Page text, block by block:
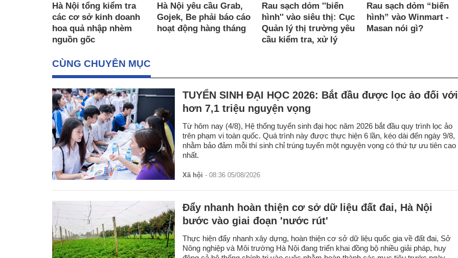
Hà Nội tổng kiểm tra
các cơ sở kinh doanh
hoa quả nhập nhèm
nguồn gốc
Hà Nội yêu cầu Grab,
Gojek, Be phải báo cáo
hoạt động hàng tháng
Rau sạch dỏm ''biến
hình'' vào siêu thị: Cục
Quản lý thị trường yêu
cầu kiểm tra, xử lý
Rau sạch dỏm “biến
hình” vào Winmart -
Masan nói gì?
CÙNG CHUYÊN MỤC
TUYỂN SINH ĐẠI HỌC 2026: Bắt đầu được lọc ảo đối với
hơn 7,1 triệu nguyện vọng
Từ hôm nay (4/8), Hệ thống tuyển sinh đại học năm 2026 bắt đầu quy trình lọc ảo
trên phạm vi toàn quốc. Quá trình này được thực hiện 6 lần, kéo dài đến ngày 9/8,
nhằm bảo đảm mỗi thí sinh chỉ trúng tuyển một nguyện vọng có thứ tự ưu tiên cao
nhất.
Xã hội - 08:36 05/08/2026
Đẩy nhanh hoàn thiện cơ sở dữ liệu đất đai, Hà Nội
bước vào giai đoạn 'nước rút'
Thực hiện đẩy nhanh xây dựng, hoàn thiện cơ sở dữ liệu quốc gia về đất đai, Sở
Nông nghiệp và Môi trường Hà Nội đang triển khai đồng bộ nhiều giải pháp, huy